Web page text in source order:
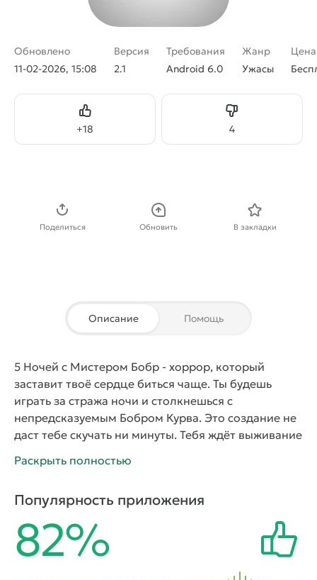
Обновлено
11-02-2026, 15:08
Версия
2.1
Требования
Android 6.0
Жанр
Ужасы
Цена
+18
Нравится 4Не нравится
Поделиться Обновить В закладки
Описание Помощь
5 Ночей с Мистером Бобр - хоррор, который
заставит твоё сердце биться чаще. Ты будешь
играть за стража ночи и столкнешься с
непредсказуемым Бобром Курва. Это создание не
даст тебе скучать ни минуты. Тебя ждёт выживание
придётся использовать всё, что под руку попадёт,
Погружение в мир, где царит страх и высокая
напряжённость, заставит тебя переживать каждый
момент этого страшного сна.
В этой игре ты
оказываешься охранником, который должен
пробыть пять ночей в нестандартном месте,
Раскрыть полностью
Популярность приложения
82%